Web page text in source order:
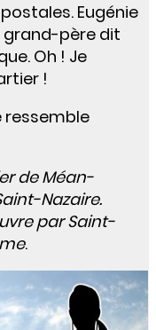
Eugénie
grand-père dit
Oh ! Je
!
de Méan-
Nazaire.
par Saint-
.